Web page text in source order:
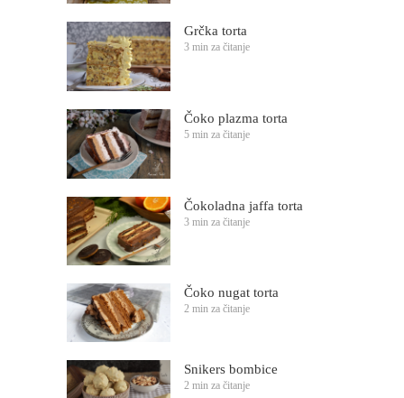
Grčka torta
3 min za čitanje
Čoko plazma torta
5 min za čitanje
Čokoladna jaffa torta
3 min za čitanje
Čoko nugat torta
2 min za čitanje
Snikers bombice
2 min za čitanje